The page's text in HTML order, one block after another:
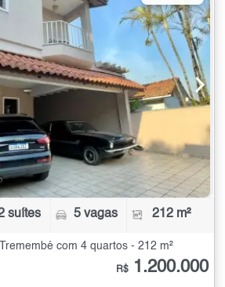
suítes 5 vagas 212 m²
com 4 quartos - 212 m²
R$ 1.200.000